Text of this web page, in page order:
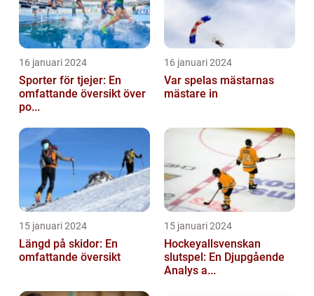
16 januari 2024
Sporter för tjejer: En
omfattande översikt över
po...
16 januari 2024
Var spelas mästarnas
mästare in
15 januari 2024
Längd på skidor: En
omfattande översikt
15 januari 2024
Hockeyallsvenskan
slutspel: En Djupgående
Analys a...